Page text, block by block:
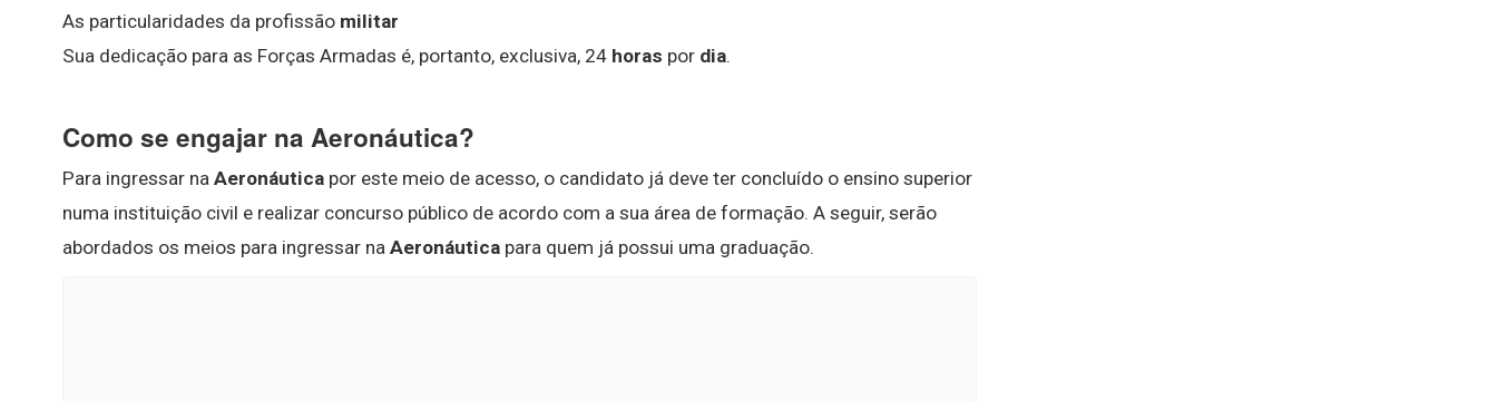
As particularidades da profissão militar
Sua dedicação para as Forças Armadas é, portanto, exclusiva, 24 horas por dia.
Como se engajar na Aeronáutica?
Para ingressar na Aeronáutica por este meio de acesso, o candidato já deve ter concluído o ensino superior
numa instituição civil e realizar concurso público de acordo com a sua área de formação. A seguir, serão
abordados os meios para ingressar na Aeronáutica para quem já possui uma graduação.